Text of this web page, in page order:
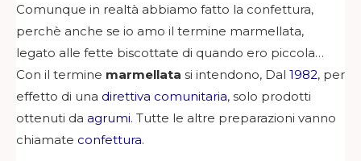
Comunque in realtà abbiamo fatto la confettura,
perchè anche se io amo il termine marmellata,
legato alle fette biscottate di quando ero piccola…
Con il termine marmellata si intendono, Dal 1982, per
effetto di una direttiva comunitaria, solo prodotti
ottenuti da agrumi. Tutte le altre preparazioni vanno
chiamate confettura.